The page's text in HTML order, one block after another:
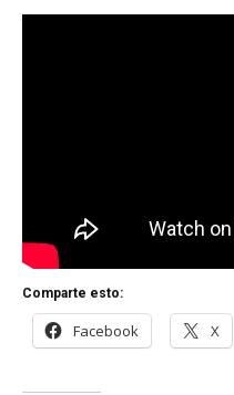
Comparte esto:
Facebook X